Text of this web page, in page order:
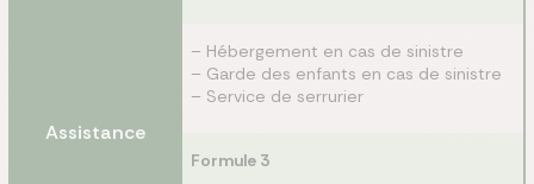
Assistance
– Hébergement en cas de sinistre
– Garde des enfants en cas de sinistre
– Service de serrurier
Formule 3